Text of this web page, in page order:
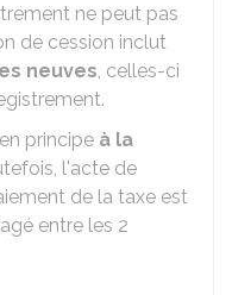
ne peut pas
de cession inclut
neuves, celles-ci
principe à la
l'acte de
de la taxe est
entre les 2